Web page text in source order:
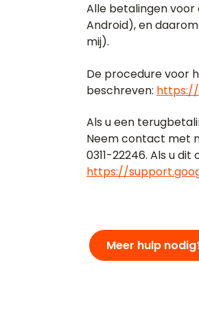
Alle betalingen
Android), en
mij).
De procedure voor
beschreven:
Als u een
Neem contact met
0311-22246. Als u
https://
Meer hulp